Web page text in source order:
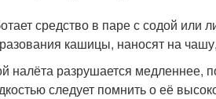
средство в паре с содой
кашицы, наносят на
налёта разрушается медленнее,
следует помнить о её